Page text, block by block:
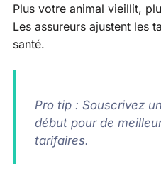
Plus votre animal vieillit,
Les assureurs ajustent les
santé.
Pro tip : Souscrivez
début pour de
tarifaires.